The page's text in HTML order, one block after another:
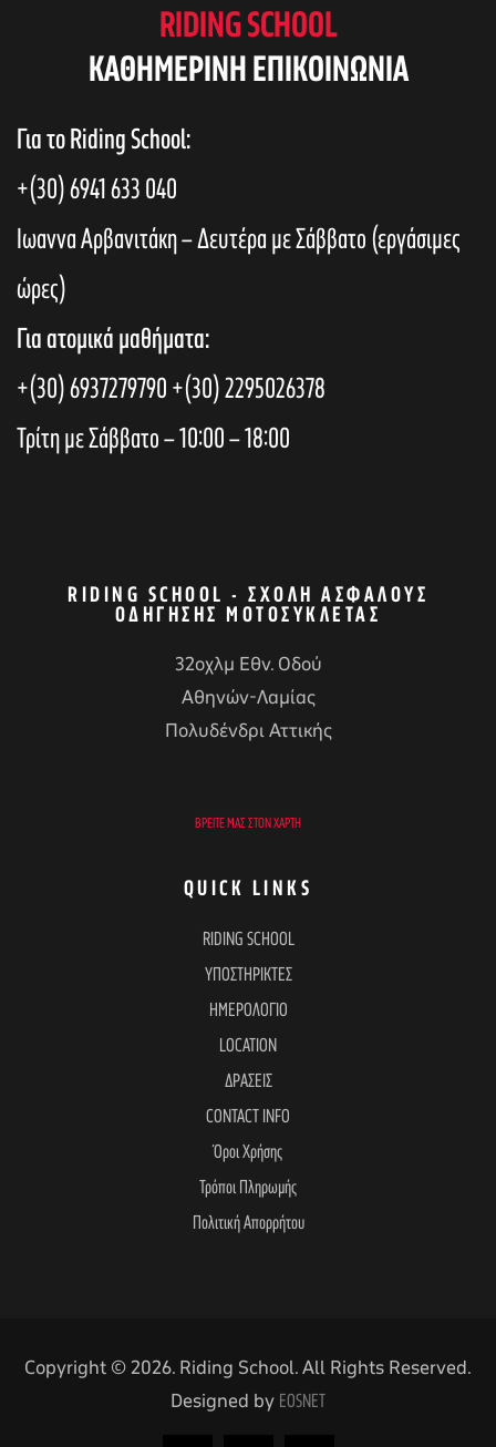
RIDING SCHOOL
KAΘΗΜΕΡΙΝΗ ΕΠΙΚΟΙΝΩΝΙΑ
Για το Riding School:
+(30) 6941 633 040
Ιωαννα Αρβανιτάκη – Δευτέρα με Σάββατο (εργάσιμες
ώρες)
Για ατομικά μαθήματα:
+(30) 6937279790+(30) 2295026378
Τρίτη με Σάββατο – 10:00 – 18:00
RIDING SCHOOL - ΣΧΟΛΉ ΑΣΦΑΛΟΎΣ
ΟΔΉΓΗΣΗΣ ΜΟΤΟΣΥΚΛΈΤΑΣ
32οχλμ Εθν. Οδού
Αθηνών-Λαμίας
Πολυδένδρι Αττικής
ΒΡΕΊΤΕ ΜΑΣ ΣΤΟΝ ΧΆΡΤΗ
QUICK LINKS
RIDING SCHOOL
ΥΠΟΣΤΗΡΙΚΤΕΣ
ΗΜΕΡΟΛΟΓΙΟ
LOCATION
ΔΡΑΣΕΙΣ
CONTACT INFO
Όροι Χρήσης
Τρόποι Πληρωμής
Πολιτική Απορρήτου
Copyright © 2026. Riding School. All Rights Reserved.
Designed by EOSNET